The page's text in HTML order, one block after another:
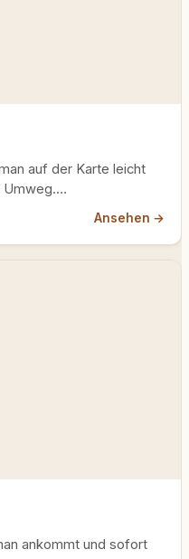
auf der Karte leicht
Umweg.…
Ansehen →
ankommt und sofort